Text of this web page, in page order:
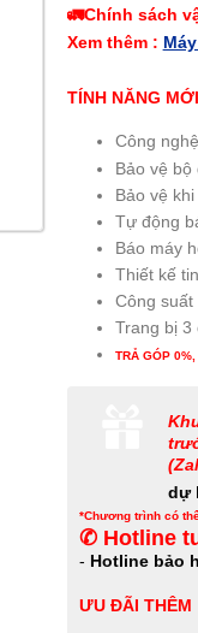
🚛Chính sách
Xem thêm :
TÍNH NĂNG MỚI
Công
Bảo vệ bộ
Bảo vệ
Tự động
Báo máy
Thiết kế
Công
Trang bị 3
TRẢ GÓP
dự
*Chương trình có
✆ Hotline
- Hotline bảo
ƯU ĐÃI THÊM